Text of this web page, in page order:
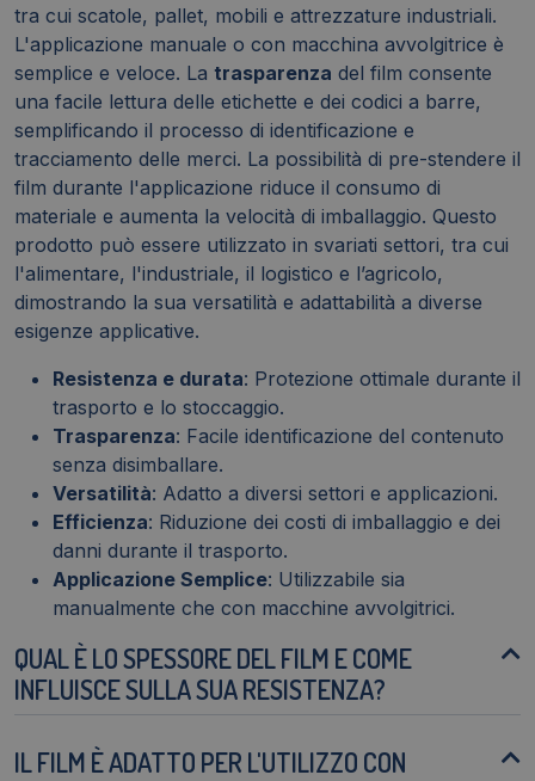
tra cui scatole, pallet, mobili e attrezzature industriali.
L'applicazione manuale o con macchina avvolgitrice è
semplice e veloce. La trasparenza del film consente
una facile lettura delle etichette e dei codici a barre,
semplificando il processo di identificazione e
tracciamento delle merci. La possibilità di pre-stendere il
film durante l'applicazione riduce il consumo di
materiale e aumenta la velocità di imballaggio. Questo
prodotto può essere utilizzato in svariati settori, tra cui
l'alimentare, l'industriale, il logistico e l’agricolo,
dimostrando la sua versatilità e adattabilità a diverse
esigenze applicative.
Resistenza e durata: Protezione ottimale durante il
trasporto e lo stoccaggio.
Trasparenza: Facile identificazione del contenuto
senza disimballare.
Versatilità: Adatto a diversi settori e applicazioni.
Efficienza: Riduzione dei costi di imballaggio e dei
danni durante il trasporto.
Applicazione Semplice: Utilizzabile sia
manualmente che con macchine avvolgitrici.
QUAL È LO SPESSORE DEL FILM E COME
INFLUISCE SULLA SUA RESISTENZA?
IL FILM È ADATTO PER L'UTILIZZO CON